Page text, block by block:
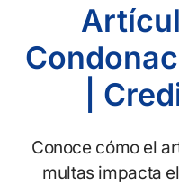
|
Conoce cómo el
multas impacta